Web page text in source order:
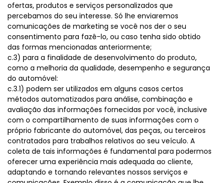
ofertas, produtos e serviços personalizados que
percebamos do seu interesse. Só lhe enviaremos
comunicações de marketing se você nos der o seu
consentimento para fazê-lo, ou caso tenha sido obtido
das formas mencionadas anteriormente;
c.3) para a finalidade de desenvolvimento do produto,
como a melhoria da qualidade, desempenho e segurança
do automóvel:
c.3.1) podem ser utilizados em alguns casos certos
métodos automatizados para análise, combinação e
avaliação das informações fornecidas por você, inclusive
com o compartilhamento de suas informações com o
próprio fabricante do automóvel, das peças, ou terceiros
contratados para trabalhos relativos ao seu veículo. A
coleta de tais informações é fundamental para podermos
oferecer uma experiência mais adequada ao cliente,
adaptando e tornando relevantes nossos serviços e